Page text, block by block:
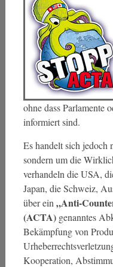
ohne dass Parlamente
informiert sind.
Es handelt sich jedoch
sondern um die
verhandeln die USA,
Japan, die Schweiz,
über ein „Anti-
(ACTA)genanntes
Bekämpfung von
Kooperation,